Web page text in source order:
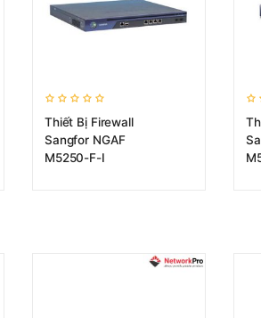
Thiết Bị Firewall
Sangfor NGAF
M5250-F-I